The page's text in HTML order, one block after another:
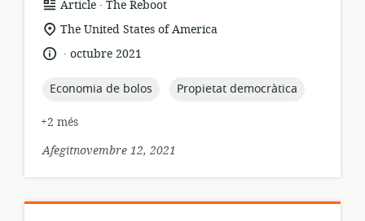
format
dels
recursos:
Articlepublicador:
The Reboot
ubicació
rellevant:
The United States of America
idioma:
.
data
publicació:
octubre 2021
topic:
Economia de bolos topic:
Propietat democràtica
+2 més
Afegitnovembre 12, 2021